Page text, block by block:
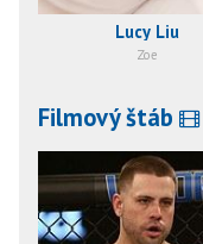
Lucy Liu
Zoe
Filmový štáb